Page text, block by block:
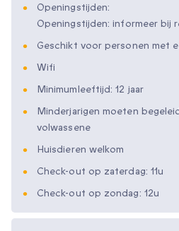
Openingstijden:
Openingstijden: informeer bij
Geschikt voor personen met
Wifi
Minimumleeftijd: 12 jaar
Minderjarigen moeten
volwassene
Huisdieren welkom
Check-out op zaterdag: 11u
Check-out op zondag: 12u